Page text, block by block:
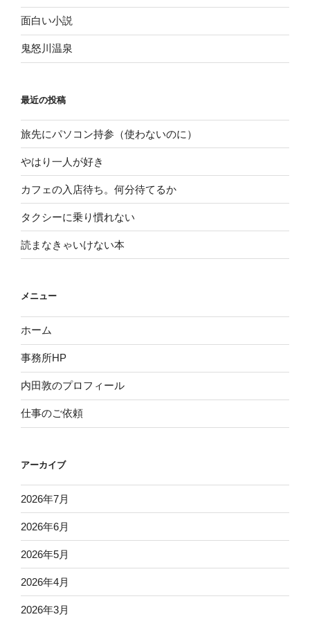
面白い小説
鬼怒川温泉
最近の投稿
旅先にパソコン持参（使わないのに）
やはり一人が好き
カフェの入店待ち。何分待てるか
タクシーに乗り慣れない
読まなきゃいけない本
メニュー
ホーム
事務所HP
内田敦のプロフィール
仕事のご依頼
アーカイブ
2026年7月
2026年6月
2026年5月
2026年4月
2026年3月